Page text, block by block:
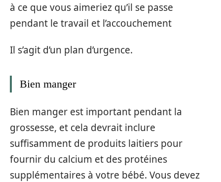
à ce que vous aimeriez qu’il se passe
pendant le travail et l’accouchement
Il s’agit d’un plan d’urgence.
Bien manger
Bien manger est important pendant la
grossesse, et cela devrait inclure
suffisamment de produits laitiers pour
fournir du calcium et des protéines
supplémentaires à votre bébé. Vous devez